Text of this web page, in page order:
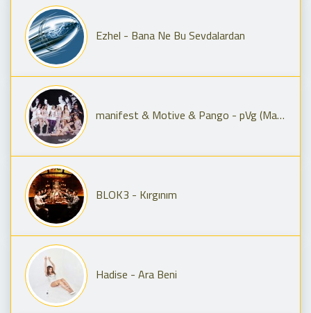
Ezhel - Bana Ne Bu Sevdalardan
manifest & Motive & Pango - pVg (Manifest Live Remix)
BLOK3 - Kırgınım
Hadise - Ara Beni